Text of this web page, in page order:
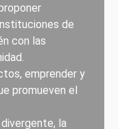
de
con las
emprender y
promueven el
la